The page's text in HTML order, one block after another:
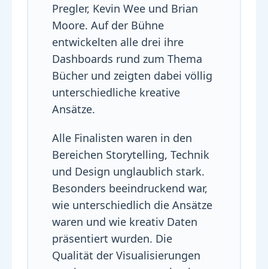
Pregler, Kevin Wee und Brian
Moore. Auf der Bühne
entwickelten alle drei ihre
Dashboards rund zum Thema
Bücher und zeigten dabei völlig
unterschiedliche kreative
Ansätze.
Alle Finalisten waren in den
Bereichen Storytelling, Technik
und Design unglaublich stark.
Besonders beeindruckend war,
wie unterschiedlich die Ansätze
waren und wie kreativ Daten
präsentiert wurden. Die
Qualität der Visualisierungen